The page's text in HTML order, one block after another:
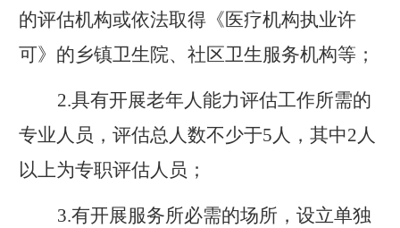
的评估机构或依法取得《医疗机构执业许
可》的乡镇卫生院、社区卫生服务机构等；
2.具有开展老年人能力评估工作所需的
专业人员，评估总人数不少于5人，其中2人
以上为专职评估人员；
3.有开展服务所必需的场所，设立单独